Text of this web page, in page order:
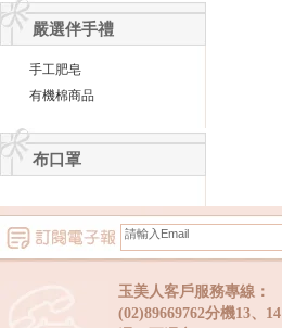
嚴選伴手禮
手工肥皂
有機棉商品
布口罩
玉美人客戶服務專線：
(02)89669762分機13、14